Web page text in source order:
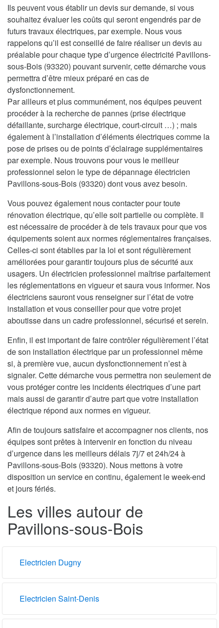
Ils peuvent vous établir un devis sur demande, si vous
souhaitez évaluer les coûts qui seront engendrés par de
futurs travaux électriques, par exemple. Nous vous
rappelons qu’il est conseillé de faire réaliser un devis au
préalable pour chaque type d’urgence électricité Pavillons-
sous-Bois (93320) pouvant survenir, cette démarche vous
permettra d’être mieux préparé en cas de
dysfonctionnement.
Par ailleurs et plus communément, nos équipes peuvent
procéder à la recherche de pannes (prise électrique
défaillante, surcharge électrique, court-circuit …) ; mais
également à l’installation d’éléments électriques comme la
pose de prises ou de points d’éclairage supplémentaires
par exemple. Nous trouvons pour vous le meilleur
professionnel selon le type de dépannage électricien
Pavillons-sous-Bois (93320) dont vous avez besoin.
Vous pouvez également nous contacter pour toute
rénovation électrique, qu’elle soit partielle ou complète. Il
est nécessaire de procéder à de tels travaux pour que vos
équipements soient aux normes réglementaires françaises.
Celles-ci sont établies par la loi et sont régulièrement
améliorées pour garantir toujours plus de sécurité aux
usagers. Un électricien professionnel maîtrise parfaitement
les réglementations en vigueur et saura vous informer. Nos
électriciens sauront vous renseigner sur l’état de votre
installation et vous conseiller pour que votre projet
aboutisse dans un cadre professionnel, sécurisé et serein.
Enfin, il est important de faire contrôler régulièrement l’état
de son installation électrique par un professionnel même
si, à première vue, aucun dysfonctionnement n’est à
signaler. Cette démarche vous permettra non seulement de
vous protéger contre les incidents électriques d’une part
mais aussi de garantir d’autre part que votre installation
électrique répond aux normes en vigueur.
Afin de toujours satisfaire et accompagner nos clients, nos
équipes sont prêtes à intervenir en fonction du niveau
d’urgence dans les meilleurs délais 7j/7 et 24h/24 à
Pavillons-sous-Bois (93320). Nous mettons à votre
disposition un service en continu, également le week-end
et jours fériés.
Les villes autour de
Pavillons-sous-Bois
Electricien Dugny
Electricien Saint-Denis